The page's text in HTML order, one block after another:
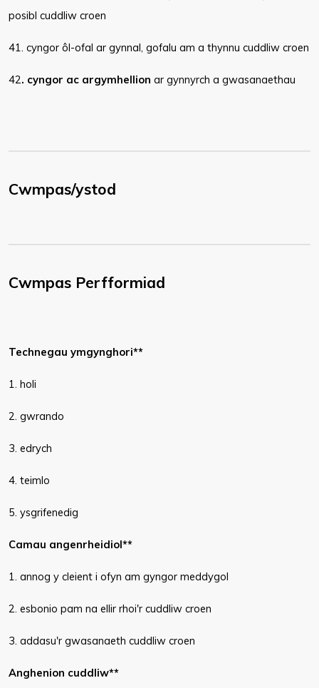
posibl cuddliw croen
41. cyngor ôl-ofal ar gynnal, gofalu am a thynnu cuddliw croen
42. cyngor ac argymhellion ar gynnyrch a gwasanaethau
Cwmpas/ystod
Cwmpas Perfformiad
Technegau ymgynghori**
1. holi
2. gwrando
3. edrych
4. teimlo
5. ysgrifenedig
Camau angenrheidiol**
1. annog y cleient i ofyn am gyngor meddygol
2. esbonio pam na ellir rhoi'r cuddliw croen
3. addasu'r gwasanaeth cuddliw croen
Anghenion cuddliw**